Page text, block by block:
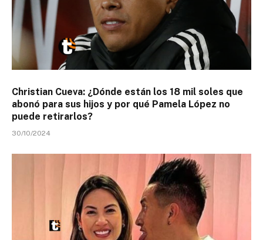
Christian Cueva: ¿Dónde están los 18 mil soles que
abonó para sus hijos y por qué Pamela López no
puede retirarlos?
30/10/2024